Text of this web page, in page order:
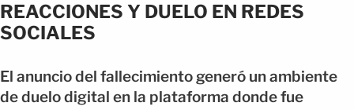
REACCIONES Y DUELO EN REDES
SOCIALES
El anuncio del fallecimiento generó un ambiente
de duelo digital en la plataforma donde fue